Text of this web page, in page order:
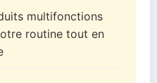
multifonctions
routine tout en